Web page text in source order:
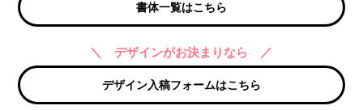
書体一覧はこちら
＼ デザインがお決まりなら ／
デザイン入稿フォームはこちら